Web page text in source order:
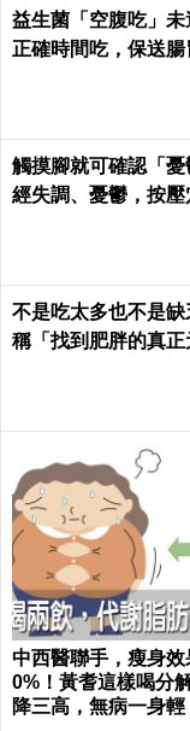
益生菌「空腹吃」
正確時間吃，保送
觸摸腳就可確認「
經失調、憂鬱，按
不是吃太多也不是
稱「找到肥胖的真
中西醫聯手，瘦身效
0%！黃耆這樣喝分
降三高，無病一身輕